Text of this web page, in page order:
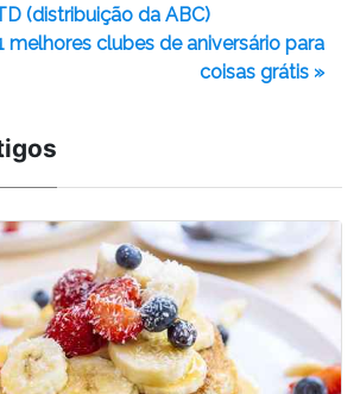
(distribuição da ABC)
melhores clubes de aniversário para
coisas grátis »